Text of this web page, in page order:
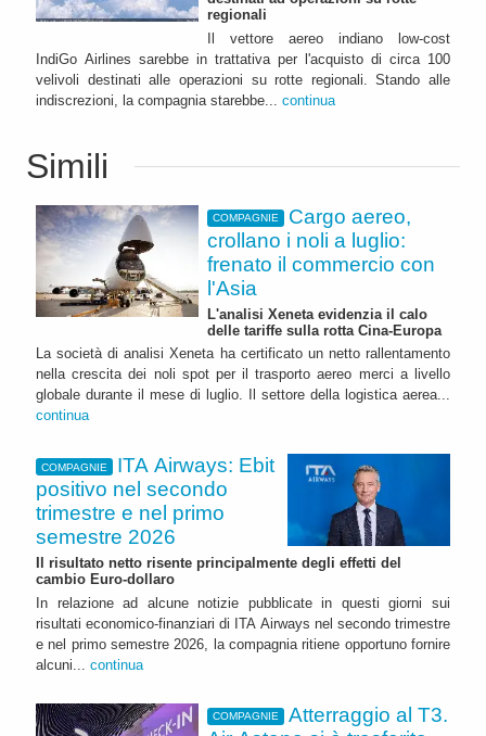
regionali
Il vettore aereo indiano low-cost
IndiGo Airlines sarebbe in trattativa per l'acquisto di circa 100
velivoli destinati alle operazioni su rotte regionali. Stando alle
indiscrezioni, la compagnia starebbe... continua
Simili
COMPAGNIE
Cargo aereo,
crollano i noli a luglio:
frenato il commercio con
l'Asia
L'analisi Xeneta evidenzia il calo
delle tariffe sulla rotta Cina-Europa
La società di analisi Xeneta ha certificato un netto rallentamento
nella crescita dei noli spot per il trasporto aereo merci a livello
globale durante il mese di luglio. Il settore della logistica aerea...
continua
COMPAGNIE
ITA Airways: Ebit
positivo nel secondo
trimestre e nel primo
semestre 2026
Il risultato netto risente principalmente degli effetti del
cambio Euro-dollaro
In relazione ad alcune notizie pubblicate in questi giorni sui
risultati economico-finanziari di ITA Airways nel secondo trimestre
e nel primo semestre 2026, la compagnia ritiene opportuno fornire
alcuni... continua
COMPAGNIE
Atterraggio al T3.